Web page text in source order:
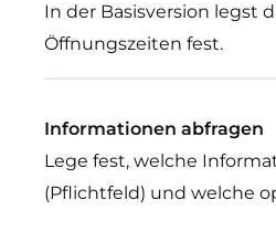
In der Basisversion legst
Öffnungszeiten fest.
Informationen abfragen
Lege fest, welche
(Pflichtfeld) und welche